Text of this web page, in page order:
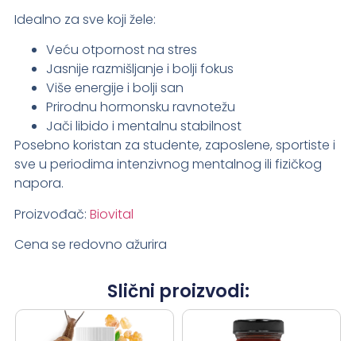
Idealno za sve koji žele:
Veću otpornost na stres
Jasnije razmišljanje i bolji fokus
Više energije i bolji san
Prirodnu hormonsku ravnotežu
Jači libido i mentalnu stabilnost
Posebno koristan za studente, zaposlene, sportiste i
sve u periodima intenzivnog mentalnog ili fizičkog
napora.
Proizvođač: Biovital
Cena se redovno ažurira
Slični proizvodi: